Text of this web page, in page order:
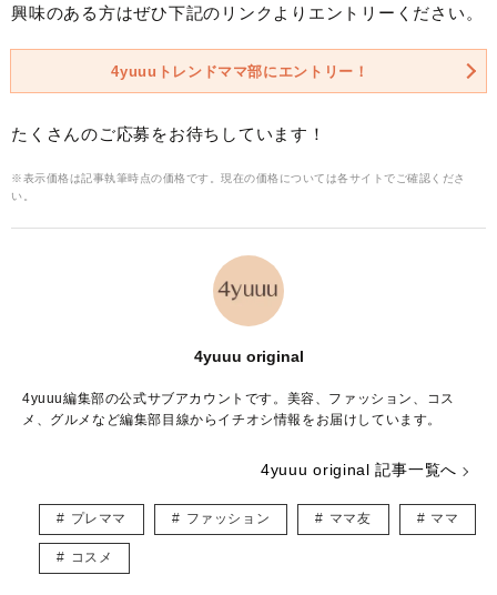
興味のある方はぜひ下記のリンクよりエントリーください。
4yuuuトレンドママ部にエントリー！
たくさんのご応募をお待ちしています！
※表示価格は記事執筆時点の価格です。現在の価格については各サイトでご確認くださ
い。
4yuuu original
4yuuu編集部の公式サブアカウントです。美容、ファッション、コス
メ、グルメなど編集部目線からイチオシ情報をお届けしています。
4yuuu original 記事一覧へ
プレママ ファッション ママ友 ママ
コスメ